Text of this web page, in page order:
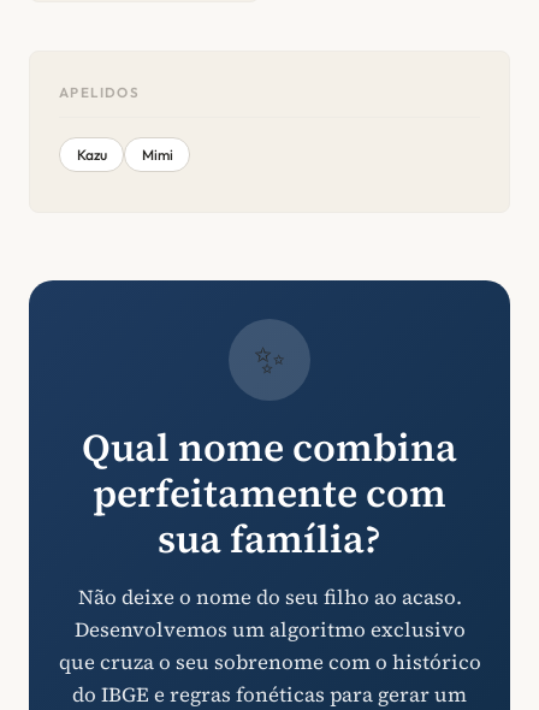
APELIDOS
Kazu Mimi
✨
Qual nome combina
perfeitamente com
sua família?
Não deixe o nome do seu filho ao acaso.
Desenvolvemos um algoritmo exclusivo
que cruza o seu sobrenome com o histórico
do IBGE e regras fonéticas para gerar um